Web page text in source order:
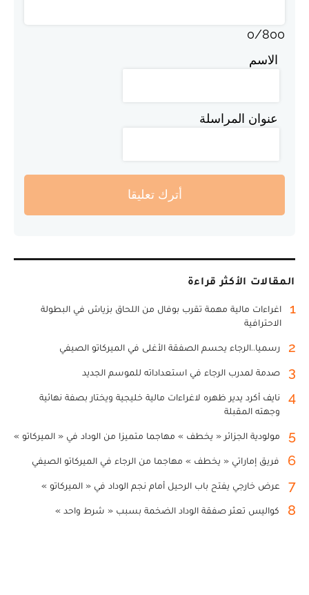
0/800
الاسم
عنوان المراسلة
أترك تعليقا
المقالات الأكثر قراءة
1
اغراءات مالية مهمة تقرب بوفال من اللحاق بزياش في البطولة
الاحترافية
2 رسميا..الرجاء يحسم الصفقة الأغلى في الميركاتو الصيفي
3 صدمة لمدرب الرجاء في استعداداته للموسم الجديد
4
نايف أكرد يدير ظهره لاغراءات مالية خليجية ويختار بصفة نهائية
وجهته المقبلة
5 مولودية الجزائر « يخطف » مهاجما متميزا من الوداد في « الميركاتو »
6 فريق إماراتي « يخطف » مهاجما من الرجاء في الميركاتو الصيفي
7 عرض خارجي يفتح باب الرحيل أمام نجم الوداد في « الميركاتو »
8 كواليس تعثر صفقة الوداد الضخمة بسبب « شرط واحد »